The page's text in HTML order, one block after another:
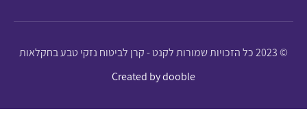
© 2023 כל הזכויות שמורות לקנט - קרן לביטוח נזקי טבע בחקלאות
Created by dooble